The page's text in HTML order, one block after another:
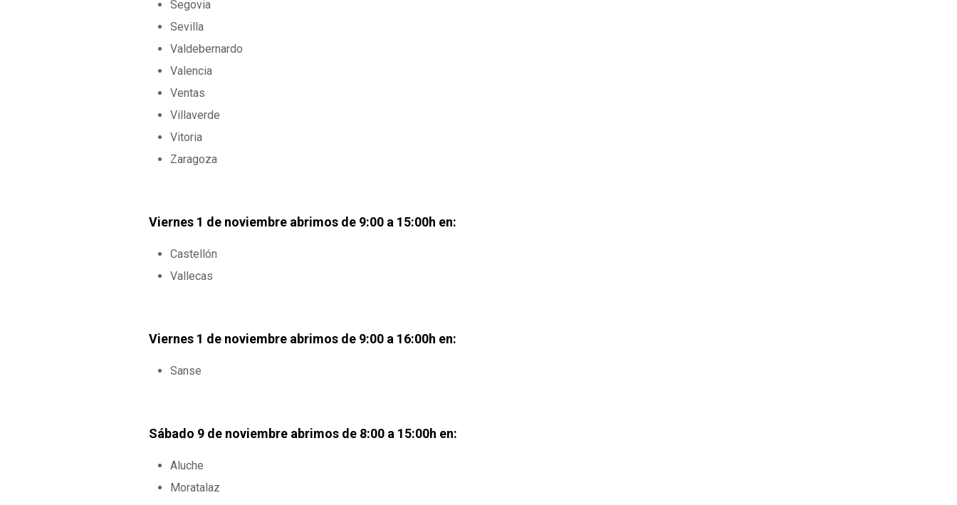
Segovia
Sevilla
Valdebernardo
Valencia
Ventas
Villaverde
Vitoria
Zaragoza
Viernes 1 de noviembre abrimos de 9:00 a 15:00h en:
Castellón
Vallecas
Viernes 1 de noviembre abrimos de 9:00 a 16:00h en:
Sanse
Sábado 9 de noviembre abrimos de 8:00 a 15:00h en:
Aluche
Moratalaz